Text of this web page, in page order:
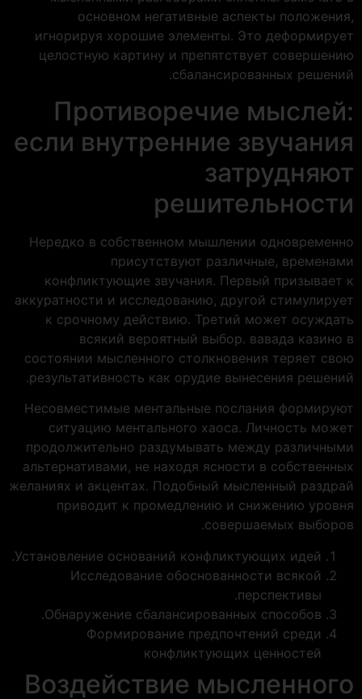
основном негативные аспекты положения,
игнорируя хорошие элементы. Это деформирует
целостную картину и препятствует совершению
сбалансированных решений.
Противоречие мыслей:
если внутренние звучания
затрудняют
решительности
Нередко в собственном мышлении одновременно
присутствуют различные, временами
конфликтующие звучания. Первый призывает к
аккуратности и исследованию, другой стимулирует
к срочному действию. Третий может осуждать
всякий вероятный выбор. вавада казино в
состоянии мысленного столкновения теряет свою
результативность как орудие вынесения решений.
Несовместимые ментальные послания формируют
ситуацию ментального хаоса. Личность может
продолжительно раздумывать между различными
альтернативами, не находя ясности в собственных
желаниях и акцентах. Подобный мысленный раздрай
приводит к промедлению и снижению уровня
совершаемых выборов.
Установление оснований конфликтующих идей.
Исследование обоснованности всякой
перспективы.
Обнаружение сбалансированных способов.
Формирование предпочтений среди
конфликтующих ценностей
Воздействие мысленного